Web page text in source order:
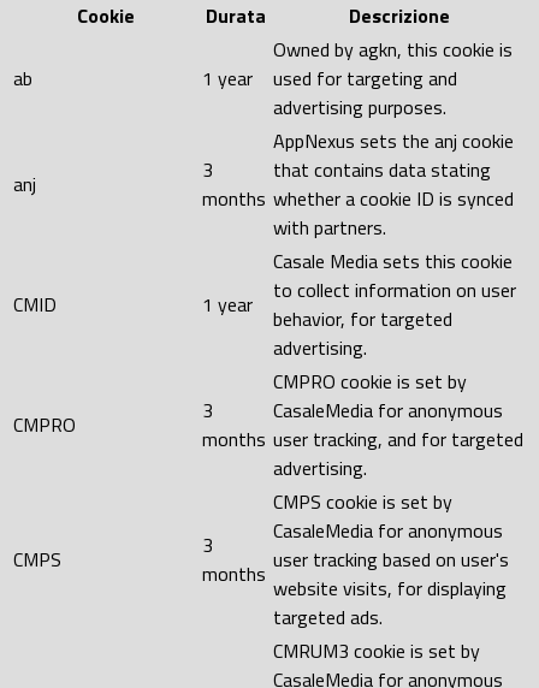
Cookie
Durata Descrizione
ab 1 year
Owned by agkn, this cookie is
used for targeting and
advertising purposes.
anj
3
months
AppNexus sets the anj cookie
that contains data stating
whether a cookie ID is synced
with partners.
CMID 1 year
Casale Media sets this cookie
to collect information on user
behavior, for targeted
advertising.
CMPRO
3
months
CMPRO cookie is set by
CasaleMedia for anonymous
user tracking, and for targeted
advertising.
CMPS
3
months
CMPS cookie is set by
CasaleMedia for anonymous
user tracking based on user's
website visits, for displaying
targeted ads.
CMRUM3 cookie is set by
CasaleMedia for anonymous